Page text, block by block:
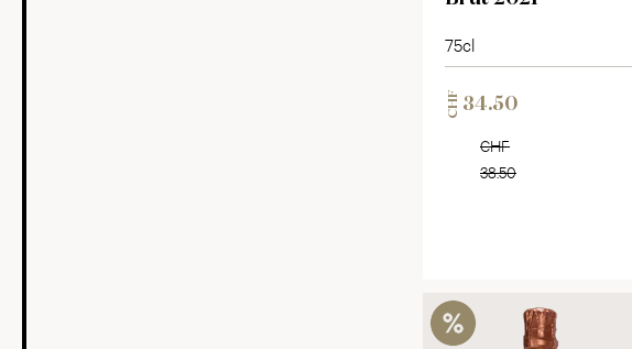
75cl
CHF 34.50
CHF
38.50